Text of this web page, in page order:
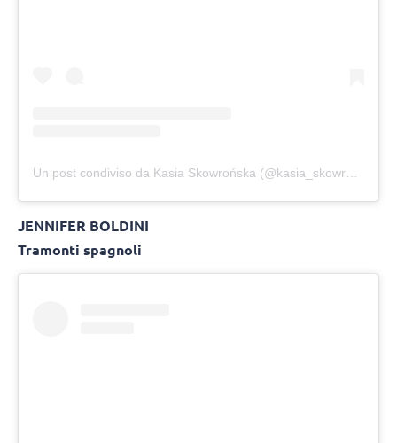
JENNIFER BOLDINI
Tramonti spagnoli